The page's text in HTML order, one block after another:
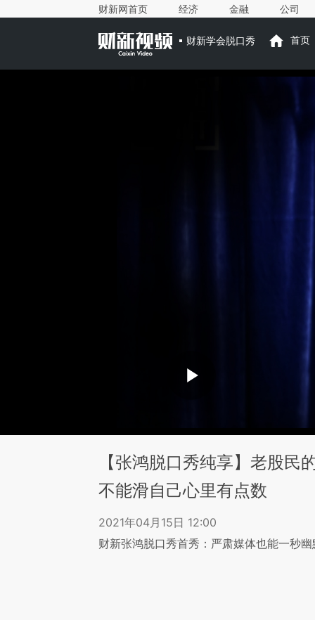
财新网首页 经济 金融 公司
财新学会脱口秀 首页
【张鸿脱口秀纯享】老股民
不能滑自己心里有点数
2021年04月15日 12:00
财新张鸿脱口秀首秀：严肃媒体也能一秒